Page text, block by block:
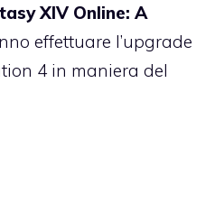
XIV Online: A
effettuare l’upgrade
4 in maniera del